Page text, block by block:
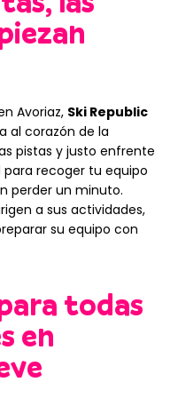
Avoriaz, Ski Republic
al corazón de la
pistas y justo enfrente
para recoger tu equipo
perder un minuto.
a sus actividades,
su equipo con
todas
en